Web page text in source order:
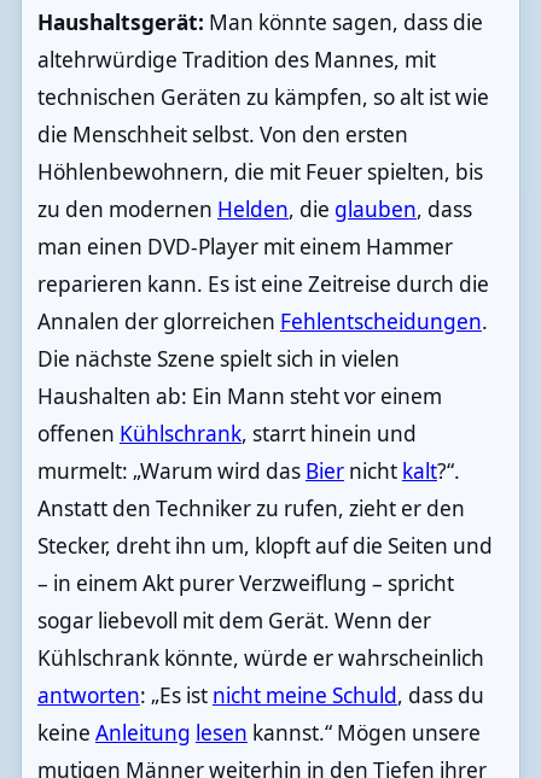
Haushaltsgerät: Man könnte sagen, dass die
altehrwürdige Tradition des Mannes, mit
technischen Geräten zu kämpfen, so alt ist wie
die Menschheit selbst. Von den ersten
Höhlenbewohnern, die mit Feuer spielten, bis
zu den modernen Helden, die glauben, dass
man einen DVD-Player mit einem Hammer
reparieren kann. Es ist eine Zeitreise durch die
Annalen der glorreichen Fehlentscheidungen.
Die nächste Szene spielt sich in vielen
Haushalten ab: Ein Mann steht vor einem
offenen Kühlschrank, starrt hinein und
murmelt: „Warum wird das Biernicht kalt?“.
Anstatt den Techniker zu rufen, zieht er den
Stecker, dreht ihn um, klopft auf die Seiten und
– in einem Akt purer Verzweiflung – spricht
sogar liebevoll mit dem Gerät. Wenn der
Kühlschrank könnte, würde er wahrscheinlich
antworten: „Es ist nicht meine Schuld, dass du
keine Anleitung lesen kannst.“ Mögen unsere
mutigen Männer weiterhin in den Tiefen ihrer